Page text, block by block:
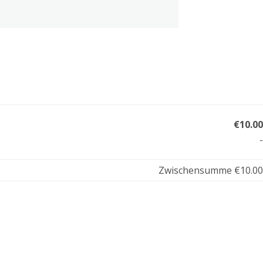
€10.00
-
Zwischensumme €10.00